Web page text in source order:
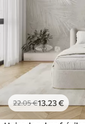
22.05€13 .23€